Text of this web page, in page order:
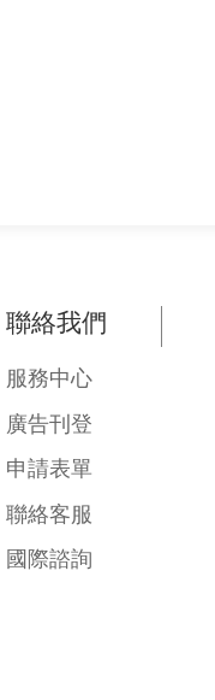
臺北市
臺北市
臺北市
臺北市
聯絡我們
服務中心
廣告刊登
申請表單
聯絡客服
國際諮詢